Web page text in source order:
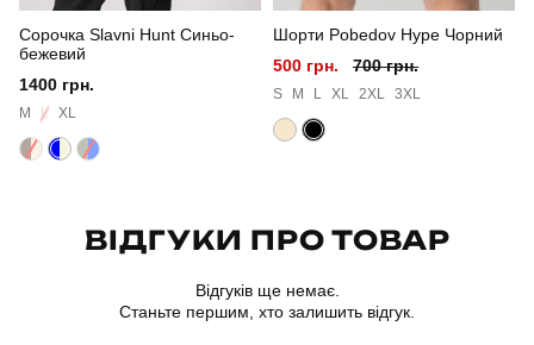
Склад тканини 80% бавовна, 15% поліестер, 5% еластан
Країна - виробник
Сорочка Slavni Hunt Синьо-
бежевий
1400 грн.
M L XL
Шорти Pobedov Hype Чорний
500 грн.
700 грн.
S M L XL 2XL 3XL
ВІДГУКИ ПРО ТОВАР
Відгуків ще немає.
Станьте першим, хто залишить відгук.